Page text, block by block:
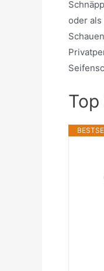
oder